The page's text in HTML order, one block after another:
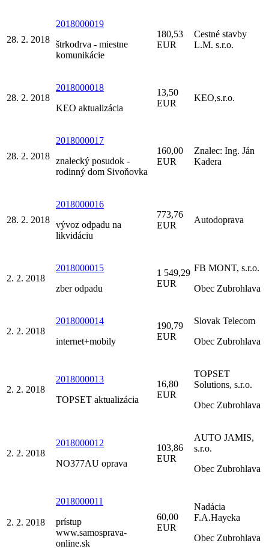
28. 2. 2018
2018000019
štrkodrva - miestne
komunikácie
180,53
EUR
Cestné stavby
L.M. s.r.o.
28. 2. 2018
2018000018
KEO aktualizácia
13,50
EUR
KEO,s.r.o.
28. 2. 2018
2018000017
znalecký posudok -
rodinný dom Sivoňovka
160,00
EUR
Znalec: Ing. Ján
Kadera
28. 2. 2018
2018000016
vývoz odpadu na
likvidáciu
773,76
EUR
Autodoprava
2. 2. 2018
2018000015
zber odpadu
1 549,29
EUR
FB MONT, s.r.o.
Obec Zubrohlava
2. 2. 2018
2018000014
internet+mobily
190,79
EUR
Slovak Telecom
Obec Zubrohlava
2. 2. 2018
2018000013
TOPSET aktualizácia
16,80
EUR
TOPSET
Solutions, s.r.o.
Obec Zubrohlava
2. 2. 2018
2018000012
NO377AU oprava
103,86
EUR
AUTO JAMIS,
s.r.o.
Obec Zubrohlava
2. 2. 2018
2018000011
prístup
www.samosprava-
online.sk
60,00
EUR
Nadácia
F.A.Hayeka
Obec Zubrohlava